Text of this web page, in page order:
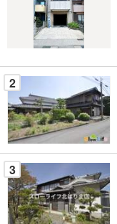
件
を
イ
ペ
ー
ジ
に
保
存
2
3